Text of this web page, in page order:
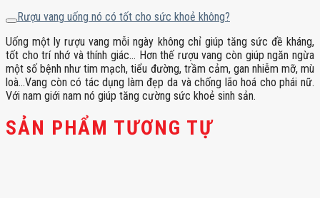
Rượu vang uống nó có tốt cho sức khoẻ không?
Uống một ly rượu vang mỗi ngày không chỉ giúp tăng sức đề kháng,
tốt cho trí nhớ và thính giác… Hơn thế rượu vang còn giúp ngăn ngừa
một số bệnh như tim mạch, tiểu đường, trầm cảm, gan nhiễm mỡ, mù
loà…Vang còn có tác dụng làm đẹp da và chống lão hoá cho phái nữ.
Với nam giới nam nó giúp tăng cường sức khoẻ sinh sản.
SẢN PHẨM TƯƠNG TỰ